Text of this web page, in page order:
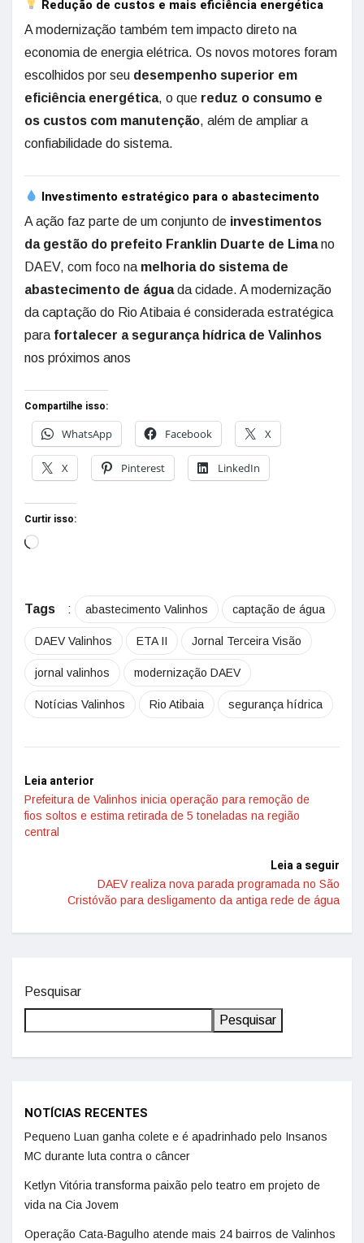
Redução de custos e mais eficiência energética
A modernização também tem impacto direto na
economia de energia elétrica. Os novos motores foram
escolhidos por seu desempenho superior em
eficiência energética, o que reduz o consumo e
os custos com manutenção, além de ampliar a
confiabilidade do sistema.
Investimento estratégico para o abastecimento
A ação faz parte de um conjunto de investimentos
da gestão do prefeito Franklin Duarte de Limano
DAEV, com foco na melhoria do sistema de
abastecimento de águada cidade. A modernização
da captação do Rio Atibaia é considerada estratégica
para fortalecer a segurança hídrica de Valinhos
nos próximos anos
Compartilhe isso:
WhatsApp
Facebook X
X Pinterest LinkedIn
Curtir isso:
Tags : abastecimento Valinhos captação de água
DAEV Valinhos ETA II Jornal Terceira Visão
jornal valinhos modernização DAEV
Notícias Valinhos Rio Atibaia segurança hídrica
Leia anterior
Prefeitura de Valinhos inicia operação para remoção de
fios soltos e estima retirada de 5 toneladas na região
central
Leia a seguir
DAEV realiza nova parada programada no São
Cristóvão para desligamento da antiga rede de água
Pesquisar
Pesquisar
NOTÍCIAS RECENTES
Pequeno Luan ganha colete e é apadrinhado pelo Insanos
MC durante luta contra o câncer
Ketlyn Vitória transforma paixão pelo teatro em projeto de
vida na Cia Jovem
Operação Cata-Bagulho atende mais 24 bairros de Valinhos